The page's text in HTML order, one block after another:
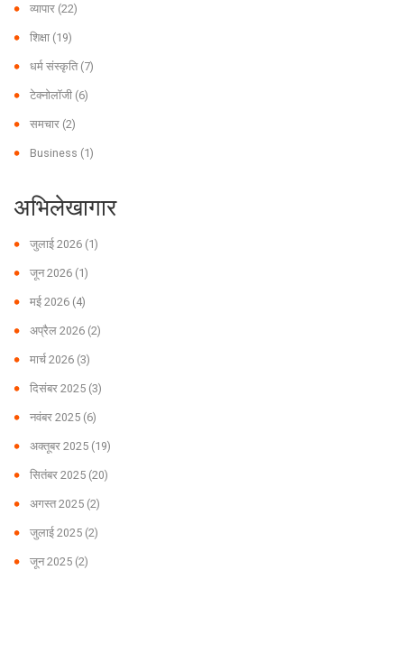
व्यापार (22)
शिक्षा (19)
धर्म संस्कृति (7)
टेक्नोलॉजी (6)
समचार (2)
Business (1)
अभिलेखागार
जुलाई 2026 (1)
जून 2026 (1)
मई 2026 (4)
अप्रैल 2026 (2)
मार्च 2026 (3)
दिसंबर 2025 (3)
नवंबर 2025 (6)
अक्तूबर 2025 (19)
सितंबर 2025 (20)
अगस्त 2025 (2)
जुलाई 2025 (2)
जून 2025 (2)